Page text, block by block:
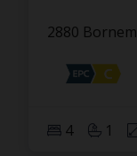
2880 Bornem
4 1